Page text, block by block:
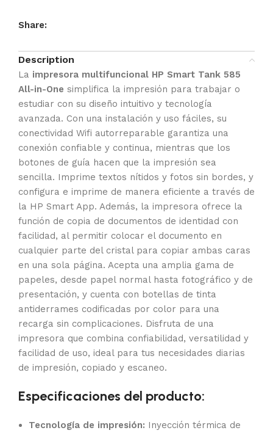
Share:
Description
La impresora multifuncional HP Smart Tank 585
All-in-One simplifica la impresión para trabajar o
estudiar con su diseño intuitivo y tecnología
avanzada. Con una instalación y uso fáciles, su
conectividad Wifi autorreparable garantiza una
conexión confiable y continua, mientras que los
botones de guía hacen que la impresión sea
sencilla. Imprime textos nítidos y fotos sin bordes, y
configura e imprime de manera eficiente a través de
la HP Smart App. Además, la impresora ofrece la
función de copia de documentos de identidad con
facilidad, al permitir colocar el documento en
cualquier parte del cristal para copiar ambas caras
en una sola página. Acepta una amplia gama de
papeles, desde papel normal hasta fotográfico y de
presentación, y cuenta con botellas de tinta
antiderrames codificadas por color para una
recarga sin complicaciones. Disfruta de una
impresora que combina confiabilidad, versatilidad y
facilidad de uso, ideal para tus necesidades diarias
de impresión, copiado y escaneo.
Especificaciones del producto:
Tecnología de impresión: Inyección térmica de